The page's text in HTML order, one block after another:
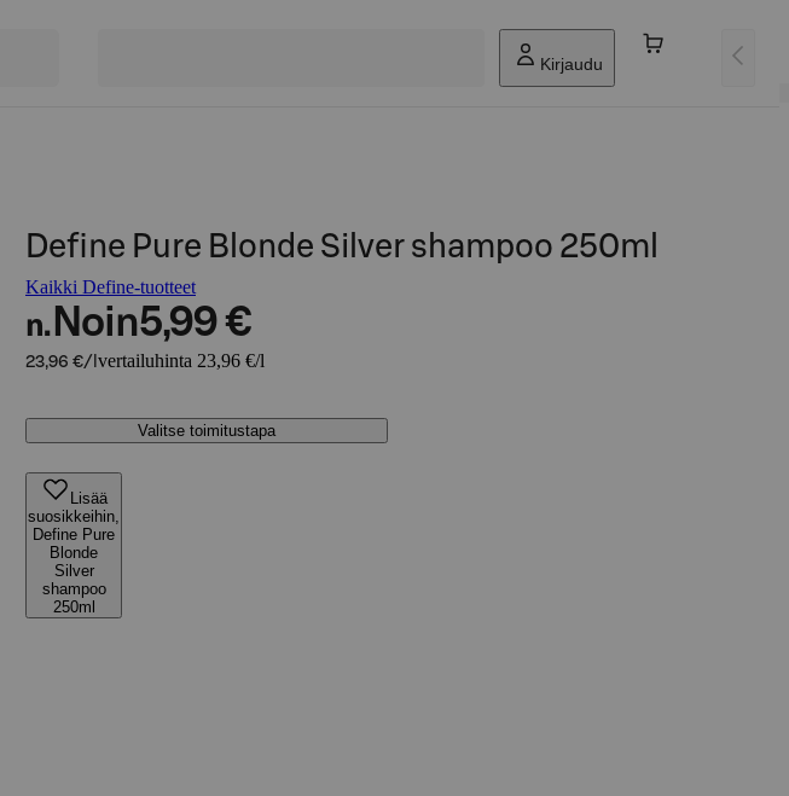
Kirjaudu
Define Pure Blonde Silver shampoo 250ml
Kaikki Define-tuotteet
n. Noin5,99 €
23,96 €/l vertailuhinta 23,96 €/l
Valitse toimitustapa
Lisää
suosikkeihin,
Define Pure
Blonde
Silver
shampoo
250ml